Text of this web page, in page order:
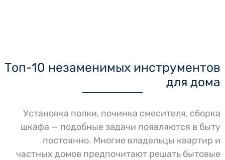
5. Опровержение мифа
6. Добавочные практичные
инструментов
8. Руководство по приобретению
9. Часто задаваемые вопросы
10. Выводы
Топ-10 незаменимых инструментов
для дома
Установка полки, починка смесителя, сборка
шкафа — подобные задачи появляются в быту
постоянно. Многие владельцы квартир и
частных домов предпочитают решать бытовые